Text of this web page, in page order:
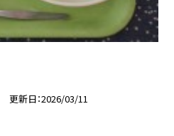
更新日 2026/03/11